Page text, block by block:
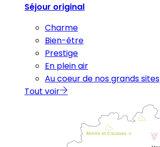
Séjour original
Charme
Bien-être
Prestige
En plein air
Au coeur de nos grands sites
Tout voir